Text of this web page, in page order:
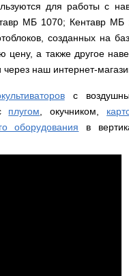
для работы с
МБ 1070; Кентавр
созданных на
цену, а также другое
наш интернет-
с
плугом , окучником,
оборудования в